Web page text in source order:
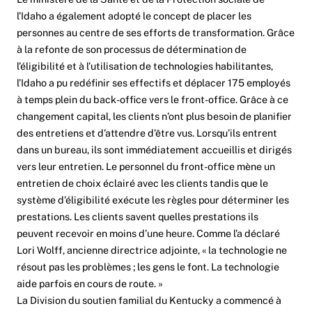
l’Idaho a également adopté le concept de placer les
personnes au centre de ses efforts de transformation. Grâce
à la refonte de son processus de détermination de
l’éligibilité et à l’utilisation de technologies habilitantes,
l’Idaho a pu redéfinir ses effectifs et déplacer 175 employés
à temps plein du back-office vers le front-office. Grâce à ce
changement capital, les clients n’ont plus besoin de planifier
des entretiens et d’attendre d’être vus. Lorsqu’ils entrent
dans un bureau, ils sont immédiatement accueillis et dirigés
vers leur entretien. Le personnel du front-office mène un
entretien de choix éclairé avec les clients tandis que le
système d’éligibilité exécute les règles pour déterminer les
prestations. Les clients savent quelles prestations ils
peuvent recevoir en moins d’une heure. Comme l’a déclaré
Lori Wolff, ancienne directrice adjointe, « la technologie ne
résout pas les problèmes ; les gens le font. La technologie
aide parfois en cours de route. »
La Division du soutien familial du Kentucky a commencé à